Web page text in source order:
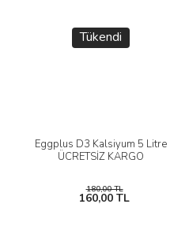
Tükendi
Eggplus D3 Kalsiyum 5 Litre
ÜCRETSİZ KARGO
180,00 TL
160,00 TL